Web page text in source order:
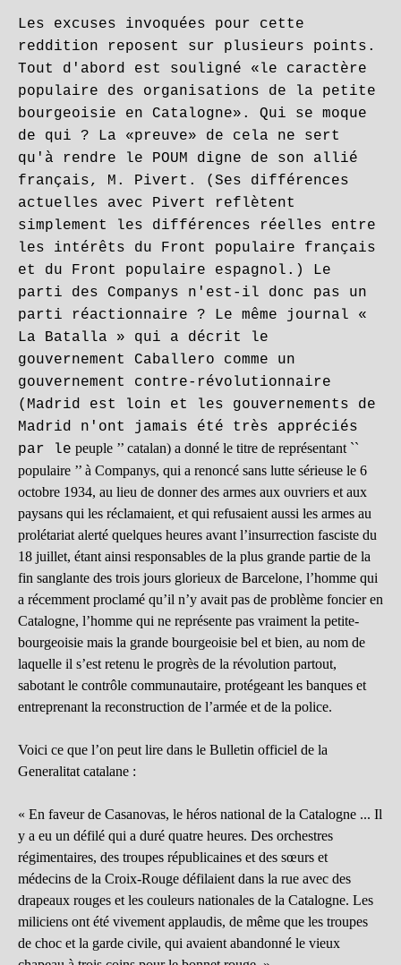
Les excuses invoquées pour cette
reddition reposent sur plusieurs points.
Tout d'abord est souligné «le caractère
populaire des organisations de la petite
bourgeoisie en Catalogne». Qui se moque
de qui ? La «preuve» de cela ne sert
qu'à rendre le POUM digne de son allié
français, M. Pivert. (Ses différences
actuelles avec Pivert reflètent
simplement les différences réelles entre
les intérêts du Front populaire français
et du Front populaire espagnol.) Le
parti des Companys n'est-il donc pas un
parti réactionnaire ? Le même journal «
La Batalla » qui a décrit le
gouvernement Caballero comme un
gouvernement contre-révolutionnaire
(Madrid est loin et les gouvernements de
Madrid n'ont jamais été très appréciés
par le peuple ’’ catalan) a donné le titre de représentant ``
populaire ’’ à Companys, qui a renoncé sans lutte sérieuse le 6
octobre 1934, au lieu de donner des armes aux ouvriers et aux
paysans qui les réclamaient, et qui refusaient aussi les armes au
prolétariat alerté quelques heures avant l’insurrection fasciste du
18 juillet, étant ainsi responsables de la plus grande partie de la
fin sanglante des trois jours glorieux de Barcelone, l’homme qui
a récemment proclamé qu’il n’y avait pas de problème foncier en
Catalogne, l’homme qui ne représente pas vraiment la petite-
bourgeoisie mais la grande bourgeoisie bel et bien, au nom de
laquelle il s’est retenu le progrès de la révolution partout,
sabotant le contrôle communautaire, protégeant les banques et
entreprenant la reconstruction de l’armée et de la police.
Voici ce que l’on peut lire dans le Bulletin officiel de la
Generalitat catalane :
« En faveur de Casanovas, le héros national de la Catalogne ... Il
y a eu un défilé qui a duré quatre heures. Des orchestres
régimentaires, des troupes républicaines et des sœurs et
médecins de la Croix-Rouge défilaient dans la rue avec des
drapeaux rouges et les couleurs nationales de la Catalogne. Les
miliciens ont été vivement applaudis, de même que les troupes
de choc et la garde civile, qui avaient abandonné le vieux